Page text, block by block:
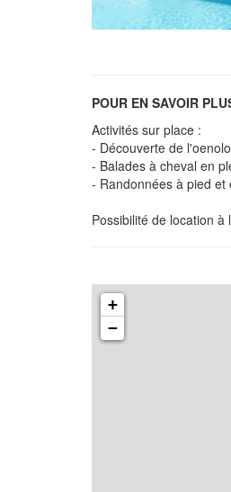
POUR EN SAVOIR
Activités sur place :
- Découverte de
- Balades à cheval en
- Randonnées à pied et
Possibilité de location à
+
−